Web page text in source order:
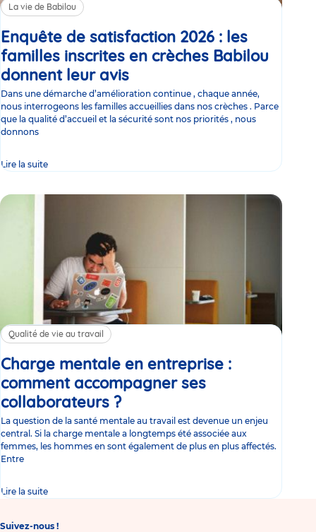
La vie de Babilou
Enquête de satisfaction 2026 : les
familles inscrites en crèches Babilou
donnent leur avis
Dans une démarche d’amélioration continue , chaque année,
nous interrogeons les familles accueillies dans nos crèches . Parce
que la qualité d’accueil et la sécurité sont nos priorités , nous
donnons
Lire la suite
Qualité de vie au travail
Charge mentale en entreprise :
comment accompagner ses
collaborateurs ?Article
La question de la santé mentale au travail est devenue un enjeu
central. Si la charge mentale a longtemps été associée aux
femmes, les hommes en sont également de plus en plus affectés.
Entre
Lire la suite
Suivez-nous !